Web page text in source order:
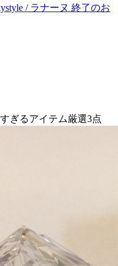
/ ラナーヌ 終了のお
ぎるアイテム厳選3点